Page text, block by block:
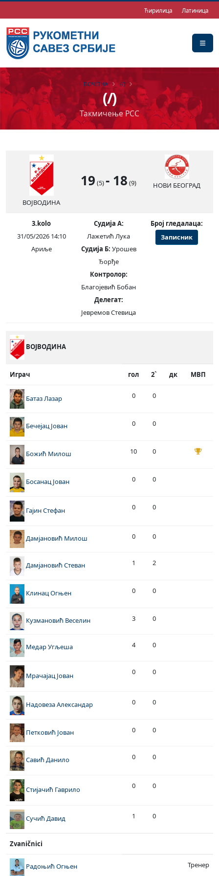
Ћирилица Латиница
(/)
Такмичење РСС
ПОЧЕТНА (/)
ВОЈВОДИНА
19 (5)- 18 (9) НОВИ БЕОГРАД
3.kolo
31/05/2026 14:10
Ариље
Судија А:
Лажетић Лука
Судија Б: Урошев
Ђорђе
Контролор:
Благојевић Бобан
Делегат:
Јевремов Стевица
Број гледалаца:
Записник
ВОЈВОДИНА
Играч гол 2` дк МВП
Батаз Лазар 0 0
Бечејац Јован 0 0
Божић Милош 10 0
Босанац Јован 0 0
Гајин Стефан 0 0
Дамјановић Милош 0 0
Дамјановић Стеван 1 2
Клинац Огњен 0 0
Кузмановић Веселин 3 0
Медар Угљеша 4 0
Мрачајац Јован 0 0
Надовеза Александар 0 0
Петковић Јован 0 0
Савић Данило 0 0
Стијачић Гаврило 0 0
Сучић Давид 1 0
Zvaničnici
Радоњић Огњен Тренер